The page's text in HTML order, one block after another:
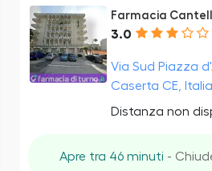
Farmacia
3.0
Via Sud Piazza
Caserta CE, Italia
Distanza non
Apre tra 46 minuti -